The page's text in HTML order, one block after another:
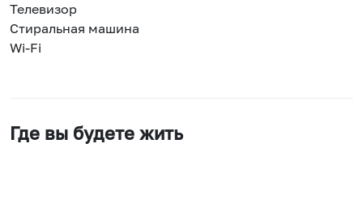
Телевизор
Стиральная машина
Wi-Fi
Где вы будете жить